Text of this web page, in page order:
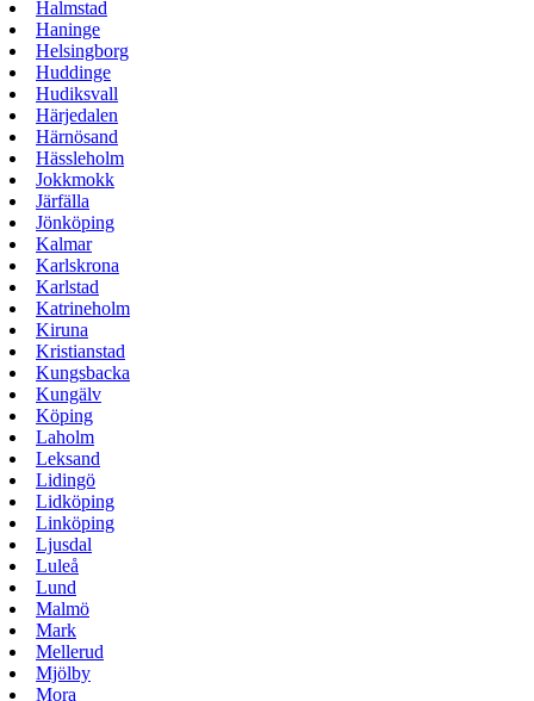
Halmstad
Haninge
Helsingborg
Huddinge
Hudiksvall
Härjedalen
Härnösand
Hässleholm
Jokkmokk
Järfälla
Jönköping
Kalmar
Karlskrona
Karlstad
Katrineholm
Kiruna
Kristianstad
Kungsbacka
Kungälv
Köping
Laholm
Leksand
Lidingö
Lidköping
Linköping
Ljusdal
Luleå
Lund
Malmö
Mark
Mellerud
Mjölby
Mora